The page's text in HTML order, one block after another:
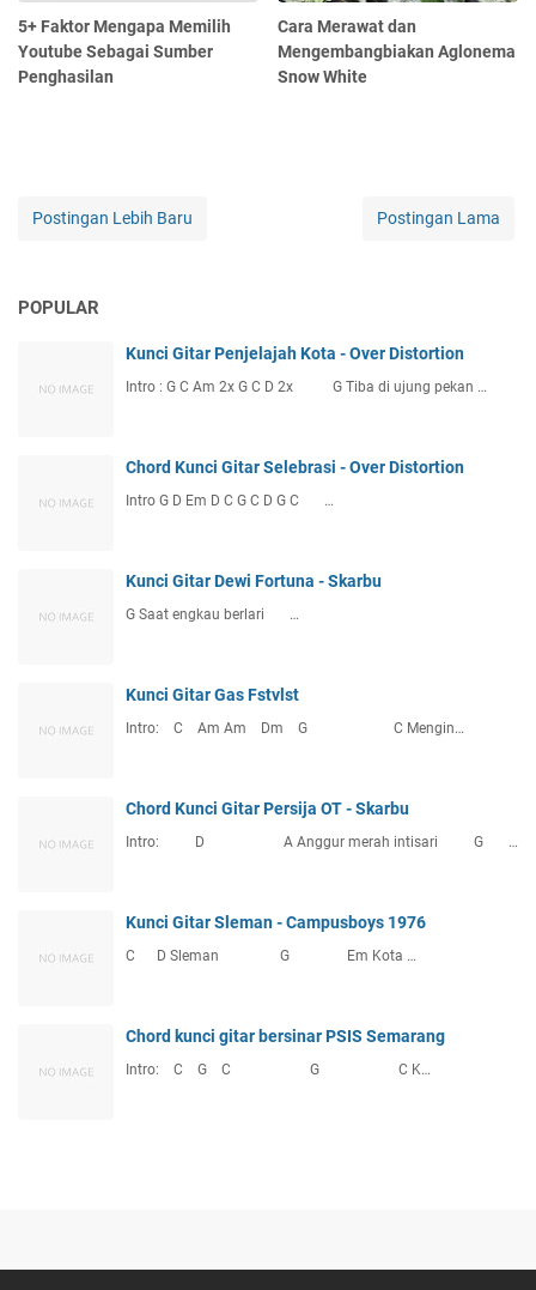
5+ Faktor Mengapa Memilih
Youtube Sebagai Sumber
Penghasilan
Cara Merawat dan
Mengembangbiakan Aglonema
Snow White
Postingan Lebih Baru Postingan Lama
POPULAR
Kunci Gitar Penjelajah Kota - Over Distortion
Intro : G C Am 2x G C D 2x G Tiba di ujung pekan …
Chord Kunci Gitar Selebrasi - Over Distortion
Intro G D Em D C G C D G C …
Kunci Gitar Dewi Fortuna - Skarbu
G Saat engkau berlari …
Kunci Gitar Gas Fstvlst
Intro: C Am Am Dm G C Mengin…
Chord Kunci Gitar Persija OT - Skarbu
Intro: D A Anggur merah intisari G …
Kunci Gitar Sleman - Campusboys 1976
C D Sleman G Em Kota …
Chord kunci gitar bersinar PSIS Semarang
Intro: C G C G C K…